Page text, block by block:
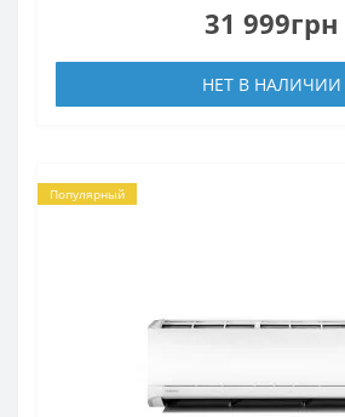
31 999грн
НЕТ В НАЛИЧИИ
Популярный